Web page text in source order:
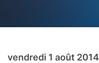
vendredi 1 août 2014